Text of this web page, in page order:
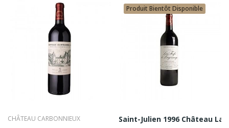
CHÂTEAU CARBONNIEUX
Produit Bientôt Disponible
Saint-Julien 1996 Château